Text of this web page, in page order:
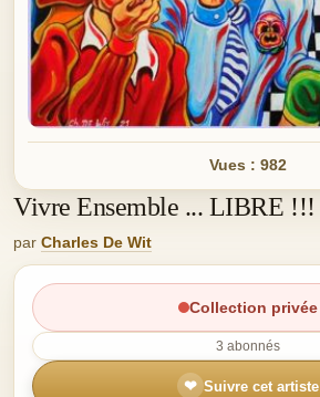
Vues : 982
Vivre Ensemble ... LIBRE !!!
par Charles De Wit
Collection privée
3 abonnés
❤ Suivre cet artiste